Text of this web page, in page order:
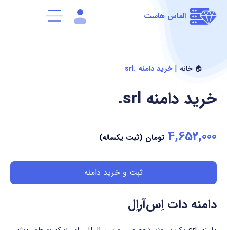
الماس هاست
🏠 خانه |خرید دامنه .srl
.srl خرید دامنه
4,652,000 تومان (ثبت یکساله)
ثبت و خرید دامنه
دامنه دات اِس‌آر‌اِل